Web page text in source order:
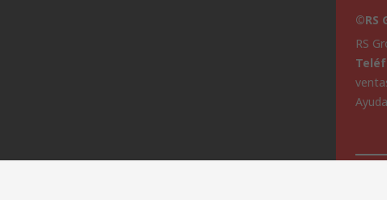
©RS
RS